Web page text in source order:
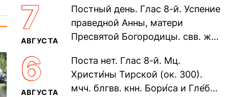
Печерского, в Ближних
пещерах...
7
АВГУСТА
Постный день. Глас 8-й. Успение
праведной Анны, матери
Пресвятой Богородицы. свв. жен
прп. Евпракси́и девы,...
6
АВГУСТА
Поста нет. Глас 8-й. Мц.
Христи́ны Тирской (ок. 300).
мчч. блгвв. кнн. Бори́са и Гле́ба,